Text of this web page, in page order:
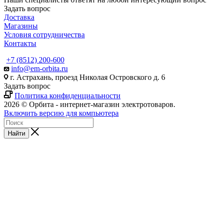
Задать вопрос
Доставка
Магазины
Условия сотрудничества
Контакты
+7 (8512) 200-600
info@em-orbita.ru
г. Астрахань, проезд Николая Островского д. 6
Задать вопрос
Политика конфиденциальности
2026 © Орбита - интернет-магазин электротоваров.
Включить версию для компьютера
Найти